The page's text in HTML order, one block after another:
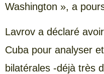
Washington », a
Lavrov a déclaré
Cuba pour analyser
bilatérales -déjà très